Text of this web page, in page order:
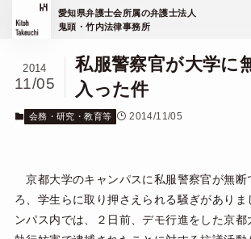
愛知県弁護士会所属の弁護士法人
鬼頭・竹内法律事務所
ホーム エッセイ 会務・研究・教育等
私服警察官が大学に
入った件
2014
11/05
会務・研究・教育等 2014/11/05
京都大学のキャンパスに私服警察官が無断
ろ、学生らに取り押さえられる騒ぎがありま
ンパス内では、２日前、デモ行進をした京都